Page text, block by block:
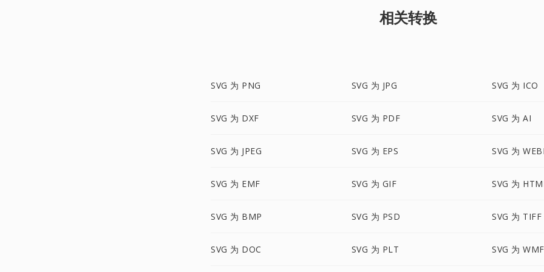
相关转换
SVG 为 PNG SVG 为 JPG SVG 为 ICO
SVG 为 DXF SVG 为 PDF SVG 为 AI
SVG 为 JPEG SVG 为 EPS SVG 为
SVG 为 EMF SVG 为 GIF SVG 为
SVG 为 BMP SVG 为 PSD SVG 为 TIFF
SVG 为 DOC SVG 为 PLT SVG 为 WMF